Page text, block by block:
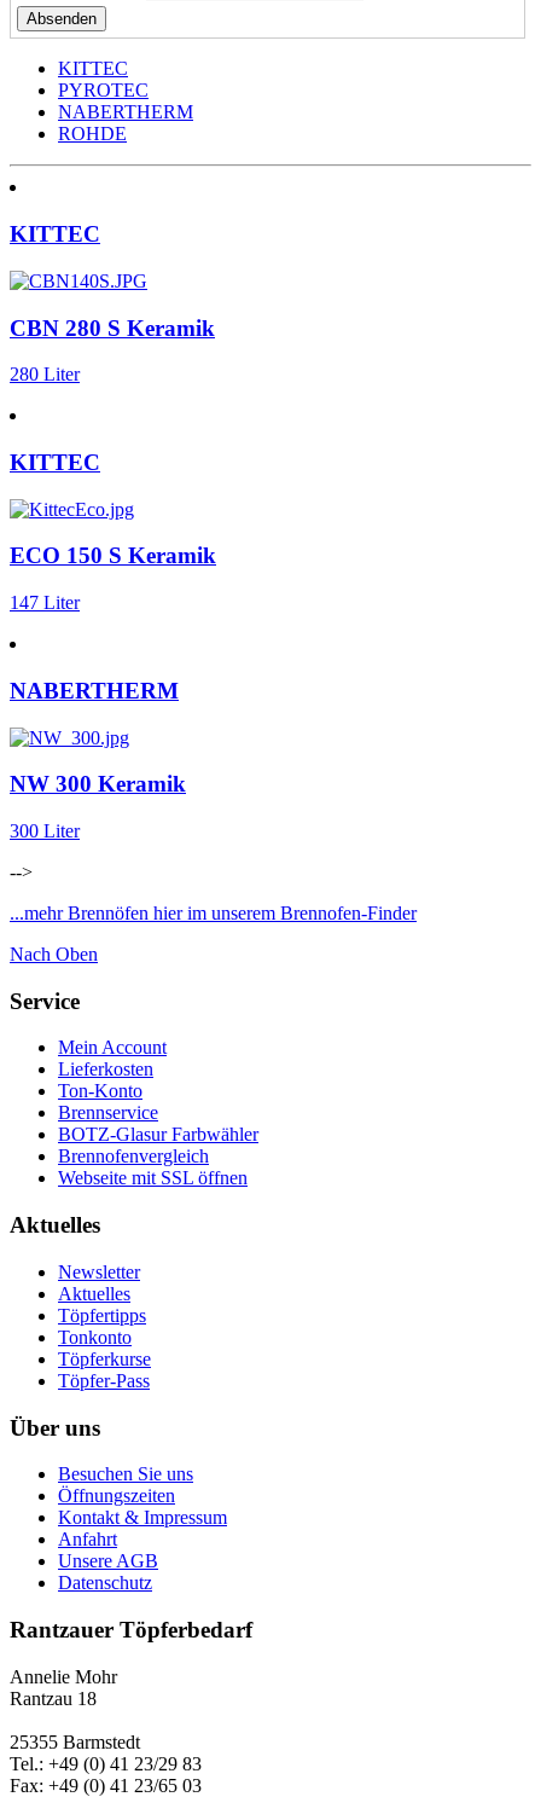
KITTEC
PYROTEC
NABERTHERM
ROHDE
KITTEC
CBN 280 S Keramik
280 Liter
KITTEC
ECO 150 S Keramik
147 Liter
NABERTHERM
NW 300 Keramik
300 Liter
-->
...mehr Brennöfen hier im unserem Brennofen-Finder
Nach Oben
Service
Mein Account
Lieferkosten
Ton-Konto
Brennservice
BOTZ-Glasur Farbwähler
Brennofenvergleich
Webseite mit SSL öffnen
Aktuelles
Newsletter
Aktuelles
Töpfertipps
Tonkonto
Töpferkurse
Töpfer-Pass
Über uns
Besuchen Sie uns
Öffnungszeiten
Kontakt & Impressum
Anfahrt
Unsere AGB
Datenschutz
Rantzauer Töpferbedarf
Annelie Mohr
Rantzau 18
25355 Barmstedt
Tel.: +49 (0) 41 23/29 83
Fax: +49 (0) 41 23/65 03